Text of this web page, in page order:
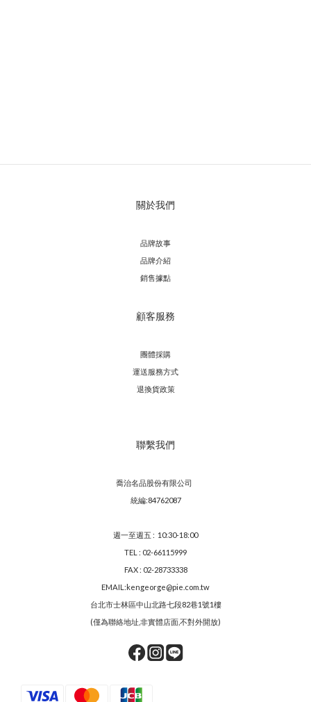
關於我們
品牌故事
品牌介紹
銷售據點
顧客服務
團體採購
運送服務方式
退換貨政策
聯繫我們
喬治名品股份有限公司
統編:84762087
週一至週五 : 10:30-18:00
TEL : 02-66115999
FAX : 02-28733338
EMAIL:kengeorge@pie.com.tw
台北市士林區中山北路七段82巷1號1樓
(僅為聯絡地址,非實體店面,不對外開放)